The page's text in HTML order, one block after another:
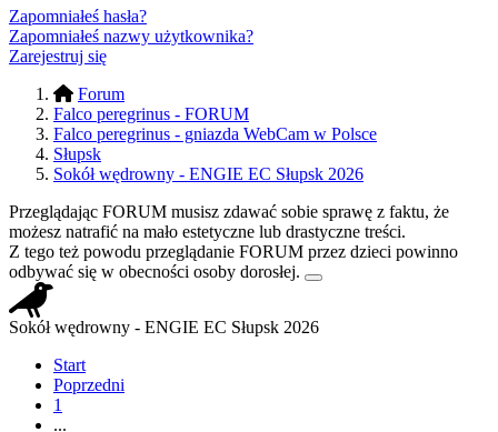
Zapomniałeś hasła?
Zapomniałeś nazwy użytkownika?
Zarejestruj się
Forum
Falco peregrinus - FORUM
Falco peregrinus - gniazda WebCam w Polsce
Słupsk
Sokół wędrowny - ENGIE EC Słupsk 2026
Przeglądając FORUM musisz zdawać sobie sprawę z faktu, że
możesz natrafić na mało estetyczne lub drastyczne treści.
Z tego też powodu przeglądanie FORUM przez dzieci powinno
odbywać się w obecności osoby dorosłej.
Sokół wędrowny - ENGIE EC Słupsk 2026
Start
Poprzedni
1
...